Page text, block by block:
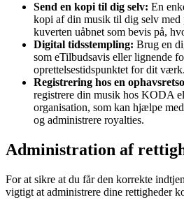
Send en kopi til dig selv: En
kopi af din musik til dig selv med
kuverten uåbnet som bevis på,
Digital tidsstempling: Brug en
som eTilbudsavis eller lignende
oprettelsestidspunktet for dit værk.
Registrering hos en
registrere din musik hos KODA
organisation, som kan hjælpe
og administrere royalties.
Administration af
For at sikre at du får den korrekte
vigtigt at administrere dine rettigheder